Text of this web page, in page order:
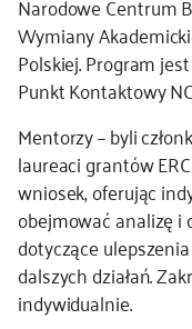
kontakt
Wymiany
Polskiej. Program
Punkt Kontaktowy
Mentorzy – byli
laureaci grantów
wniosek, oferując
obejmować analizę i
dotyczące
dalszych działań.
indywidualnie.